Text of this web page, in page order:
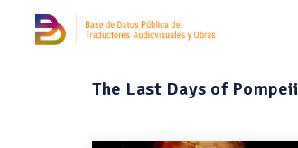
The Last Days of Pompeii